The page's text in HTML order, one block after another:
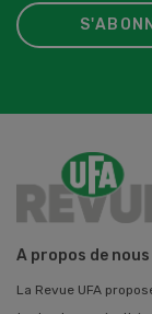
A propos de nous
La Revue UFA